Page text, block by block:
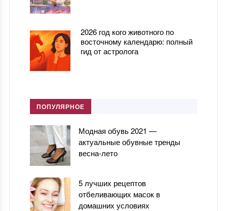
2026 год кого животного по
восточному календарю: полный
гид от астролога
ПОПУЛЯРНОЕ
Модная обувь 2021 —
актуальные обувные тренды
весна-лето
5 лучших рецептов
отбеливающих масок в
домашних условиях